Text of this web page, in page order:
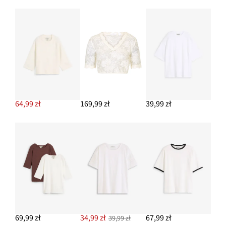
DODAJ DO KOSZYKA
64,99 zł 169,99 zł 39,99 zł
69,99 zł 34,99 zł 39,99 zł 67,99 zł